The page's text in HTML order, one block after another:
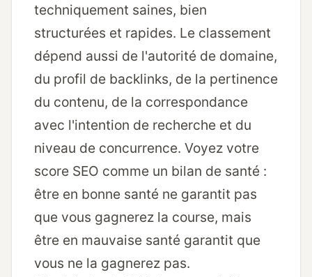
techniquement saines, bien
structurées et rapides. Le classement
dépend aussi de l'autorité de domaine,
du profil de backlinks, de la pertinence
du contenu, de la correspondance
avec l'intention de recherche et du
niveau de concurrence. Voyez votre
score SEO comme un bilan de santé :
être en bonne santé ne garantit pas
que vous gagnerez la course, mais
être en mauvaise santé garantit que
vous ne la gagnerez pas.